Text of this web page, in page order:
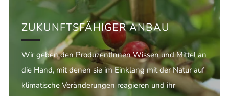
ZUKUNFTSFÄHIGER ANBAU
Wir geben den ProduzentInnen Wissen und Mittel an
die Hand, mit denen sie im Einklang mit der Natur auf
klimatische Veränderungen reagieren und ihr